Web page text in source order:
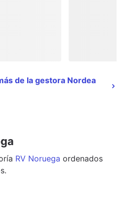
de la gestora Nordea
RV Noruega ordenados